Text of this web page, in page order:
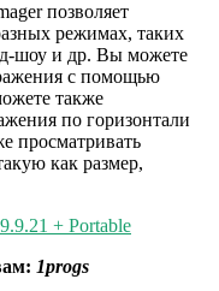
позволяет
режимах, таких
шоу и др. Вы можете
с помощью
также
по горизонтали
просматривать
как размер,
+ Portable
1progs